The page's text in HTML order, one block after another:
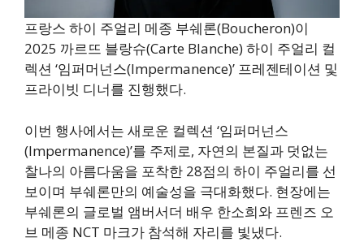
프랑스 하이 주얼리 메종 부쉐론(Boucheron)이
2025 까르뜨 블랑슈(Carte Blanche) 하이 주얼리 컬
렉션 ‘임퍼머넌스(Impermanence)’ 프레젠테이션 및
프라이빗 디너를 진행했다.
이번 행사에서는 새로운 컬렉션 ‘임퍼머넌스
(Impermanence)’를 주제로, 자연의 본질과 덧없는
찰나의 아름다움을 포착한 28점의 하이 주얼리를 선
보이며 부쉐론만의 예술성을 극대화했다. 현장에는
부쉐론의 글로벌 앰버서더 배우 한소희와 프렌즈 오
브 메종 NCT 마크가 참석해 자리를 빛냈다.